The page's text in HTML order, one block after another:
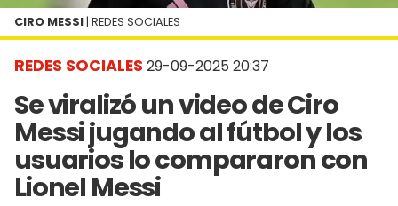
REDES SOCIALES 29-09-2025 20:37
Se viralizó un video de Ciro
Messi jugando al fútbol y los
usuarios lo compararon con
Lionel Messi
CIRO MESSI | REDES SOCIALES